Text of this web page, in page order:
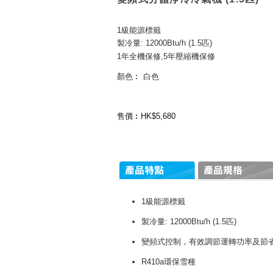
1級能源標籤
製冷量: 12000Btu/h (1.5匹)
1年全機保修,5年壓縮機保修
顏色︰ 白色
售價︰HK$5,680
1級能源標籤
製冷量: 12000Btu/h (1.5匹)
變頻式控制，有效調節運轉功率及節
R410a環保雪種